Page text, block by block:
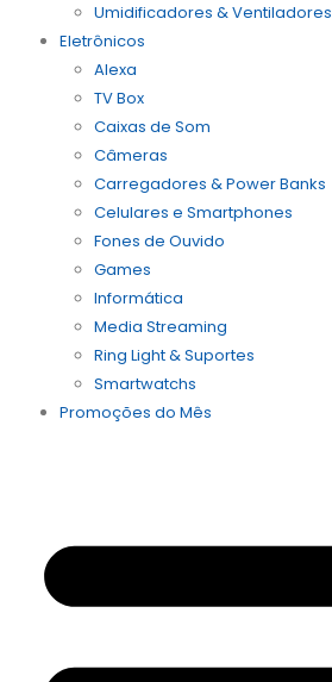
Umidificadores & Ventiladores
Eletrônicos
Alexa
TV Box
Caixas de Som
Câmeras
Carregadores & Power Banks
Celulares e Smartphones
Fones de Ouvido
Games
Informática
Media Streaming
Ring Light & Suportes
Smartwatchs
Promoções do Mês